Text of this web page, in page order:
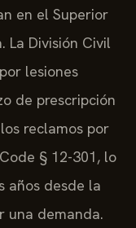
en el Superior
División Civil
lesiones
de prescripción
reclamos por
§ 12-301, lo
años desde la
una demanda.